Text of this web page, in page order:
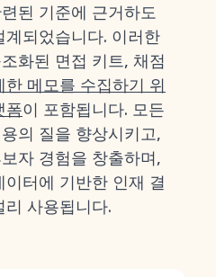
된 기준에 근거하도
되었습니다. 이러한
화된 면접 키트, 채점
한 메모를 수집하기 위
폼이 포함됩니다. 모든
의 질을 향상시키고,
자 경험을 창출하며,
터에 기반한 인재 결
사용됩니다.